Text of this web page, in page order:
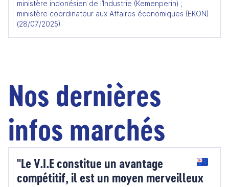
ministère indonésien de l’Industrie (Kemenperin) ;
ministère coordinateur aux Affaires économiques (EKON)
(28/07/2025)
Nos dernières
infos marchés
"Le V.I.E constitue un avantage
compétitif, il est un moyen merveilleux